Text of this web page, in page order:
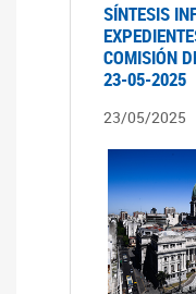
SÍNTESIS
COMISIÓN
23-05-2025
23/05/2025